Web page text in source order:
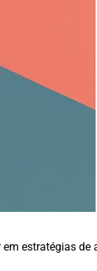
estratégias de